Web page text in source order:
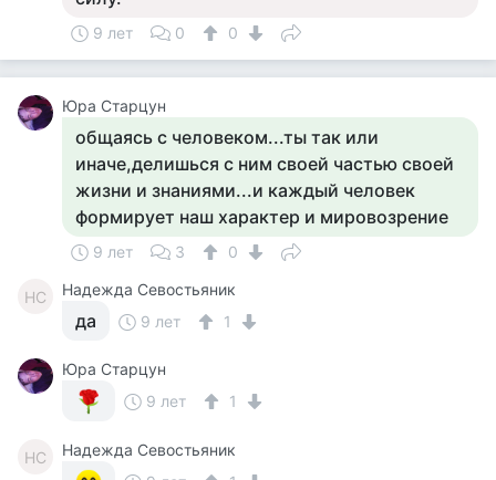
9 лет 0 0
Юра Старцун
общаясь с человеком...ты так или
иначе,делишься с ним своей частью своей
жизни и знаниями...и каждый человек
формирует наш характер и мировозрение
9 лет 3 0
НС Надежда Севостьяник
да 9 лет 1
Юра Старцун
9 лет
1
НС
Надежда Севостьяник